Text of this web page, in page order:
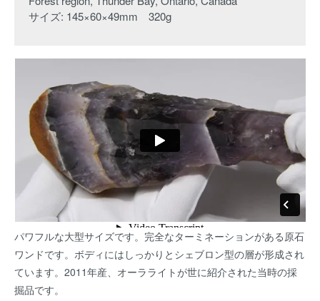
サイズ: 145×60×49mm 320g
パワフルな大型サイズです。完全なターミネーションがある原石
ワンドです。ボディにはしっかりとシェブロン型の層が形成され
ています。2011年産、オーラライトが世に紹介された当時の採
掘品です。